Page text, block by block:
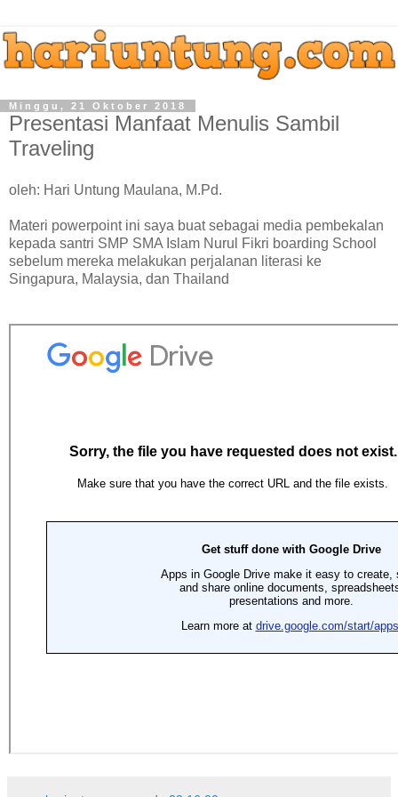
Minggu, 21 Oktober 2018
Presentasi Manfaat Menulis Sambil
Traveling
oleh: Hari Untung Maulana, M.Pd.
Materi powerpoint ini saya buat sebagai media pembekalan
kepada santri SMP SMA Islam Nurul Fikri boarding School
sebelum mereka melakukan perjalanan literasi ke
Singapura, Malaysia, dan Thailand